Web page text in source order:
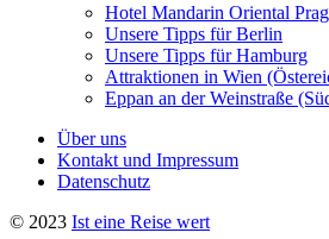
Hotel Mandarin Oriental
Unsere Tipps für Berlin
Unsere Tipps für Hamburg
Attraktionen in Wien
Eppan an der Weinstraße
Über uns
Kontakt und Impressum
Datenschutz
© 2023 Ist eine Reise wert